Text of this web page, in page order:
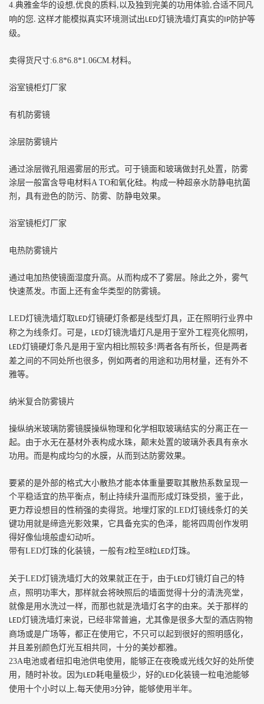
4.典雅金华的设想,优良的质料,以及独到完美的功用体验,合适不同凡
响的您. 这样才能模拟真实环境测试出LED灯镜洗墙灯真实的IP防护等
级。
卖得货尺寸:6.8*6.8*1.06CM.材料。
浴室镜柜灯厂家
有机防雾镜
涂层防雾镜片
通过涂层微孔阻遏雾层的形式。可于镜面和玻璃做封孔处置，防雾
涂层一般富含导电材料A TO和氧化硅。构成一种超亲水防静电抗菌
剂，具有逊色的防污、防雾、防静电效果。
浴室镜柜灯厂家
电热防雾镜片
通过电加热使镜面湿度升高。从而构成不了雾层。除此之外，雾气
快速蒸发。市面上还有金华类型的防雾镜。
LED灯镜洗墙灯取LED灯镜硬灯条都是线型灯具，正在照明行业界中
称之为线条灯。可是， LED灯镜洗墙灯凡是用于室外工程亮化照明，
LED灯镜硬灯条凡是用于室内相比照较多! 两者各有所长，但是两者
差之间的不同处所也很多，例如两者的用途和功用材量，还有外不
雅等。
纳米复合防雾镜片
操纵纳米玻璃防雾镜膜操纵物理和化学相取玻璃结实的分离正在一
起。由于水无在基材外表构成水珠，颠末处置的玻璃外表具有亲水
功用。而是构成均匀的水膜，从而到达防雾效果。
要紧的是外部的格式大小散热才能本体重量要取其散热系数呈现一
个平稳适宜的热平衡点，制止持续升温而形成灯珠受损，鉴于此，
更力荐设想目的性稍强的卖得货。地埋灯家的LED灯镜线条灯的关
键功用就是缔造光影效果，它具备充实的色泽，能将四周创作发明
得好像仙境般虚幻动听。
带有LED灯珠的化装镜，一般有2粒至8粒LED灯珠。
关于LED灯镜洗墙灯大的效果就正在于，由于LED灯镜灯自己的特
点，照明功率大，那样就会将映照后的墙面觉得十分的清洗亮堂，
就像是用水洗过一样，而那也就是洗墙灯名字的由来。关于那样的
LED灯镜洗墙灯来说，已经非常普遍，尤其像是很多大型的酒店购物
商场或是广场等，都正在使用它，不只可以起到很好的照明感化，
并且差别颜色灯光互相共同，十分的美妙都雅。
23A电池或者纽扣电池供电使用，能够正在夜晚或光线欠好的处所使
用，随时补妆。因为LED耗电量极少，好的LED化装镜一粒电池能够
使用十个小时以上,每天使用 3分钟，能够使用半年。